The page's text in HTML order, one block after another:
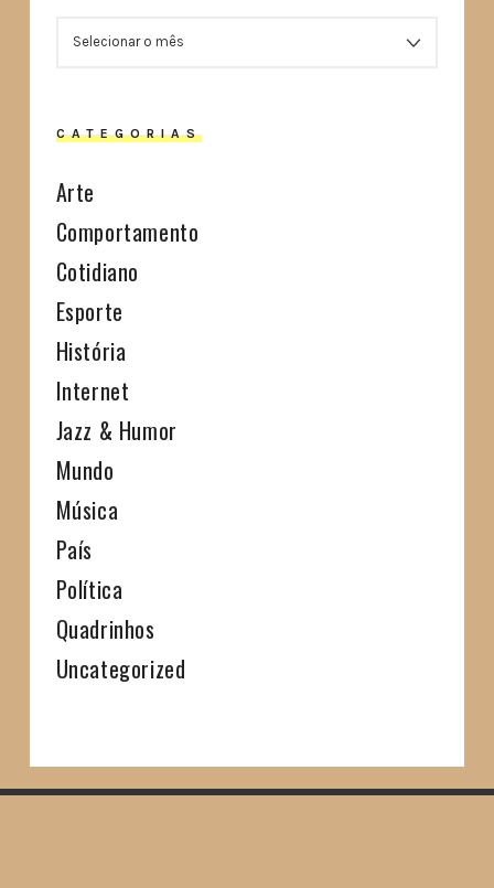
CATEGORIAS
Arte
Comportamento
Cotidiano
Esporte
História
Internet
Jazz & Humor
Mundo
Música
País
Política
Quadrinhos
Uncategorized